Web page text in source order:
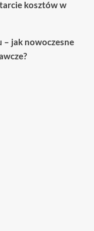
kosztów w
jak nowoczesne